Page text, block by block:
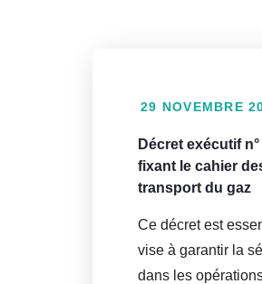
29 NOVEMBRE
Décret exécutif
fixant le cahier
transport du gaz
Ce décret est
vise à garantir la
dans les